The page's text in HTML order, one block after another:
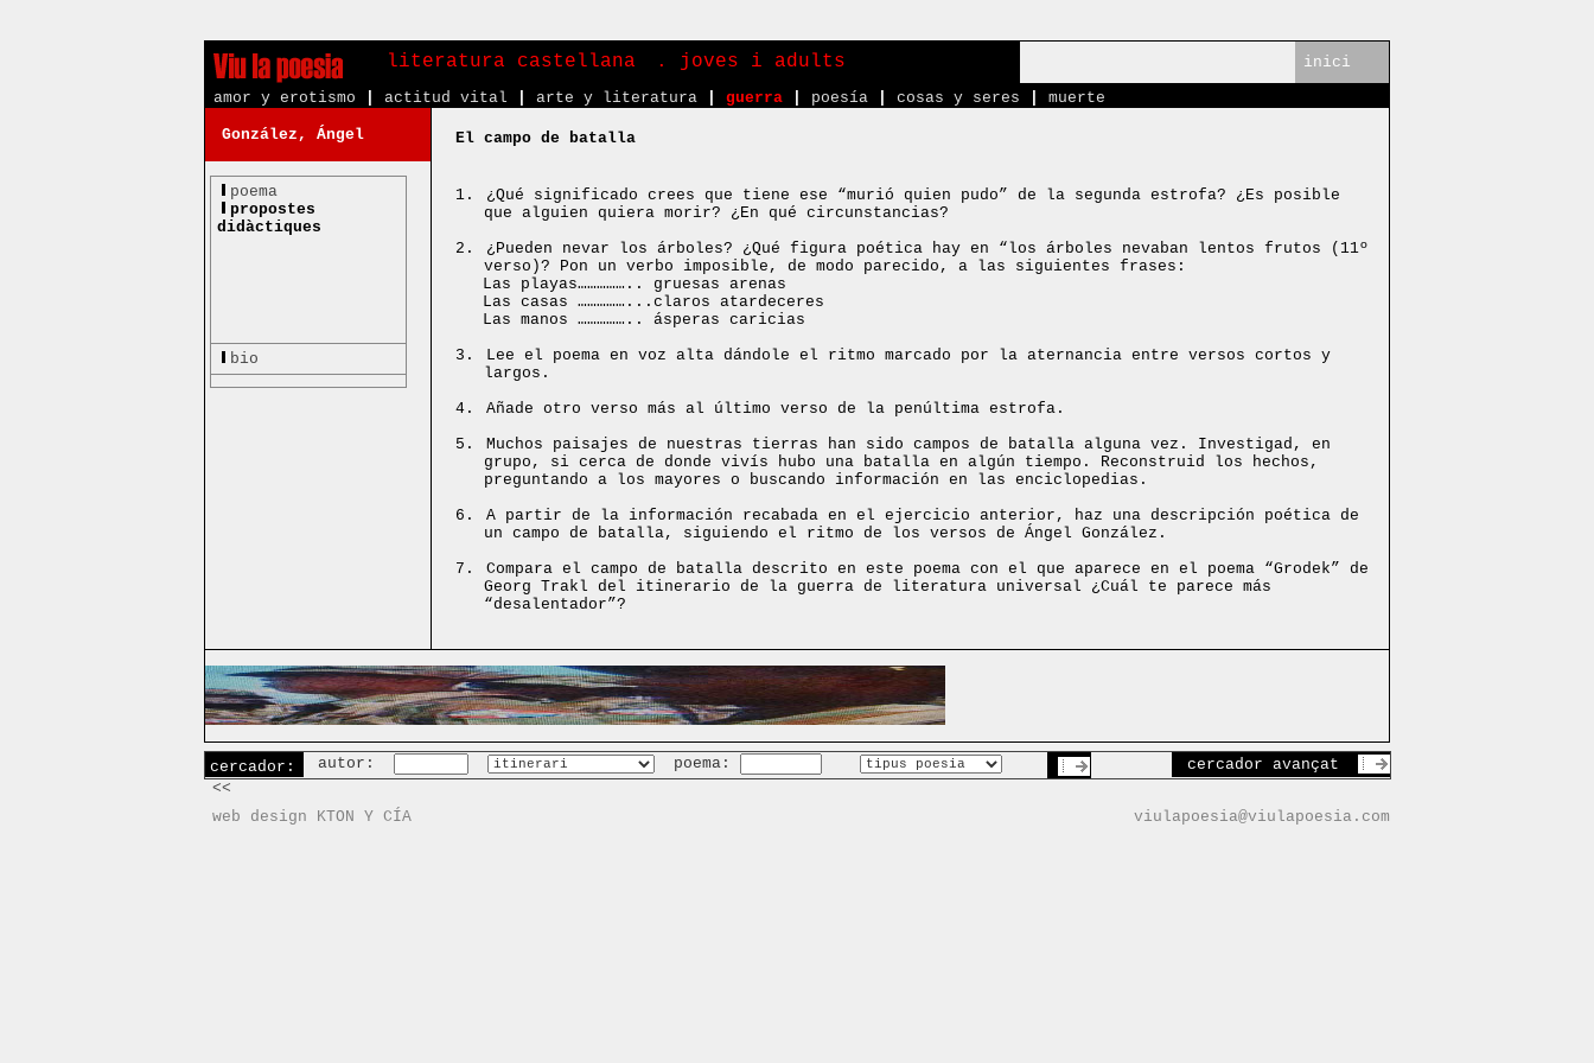
literatura castellana . joves i adults
inici
amor y erotismo
actitud vital arte y literatura guerra poesía cosas y seres muerte
González, Ángel
poema
propostes
didàctiques
bio
El campo de batalla
1.
¿Qué significado crees que tiene ese “murió quien pudo” de la segunda estrofa? ¿Es posible
que alguien quiera morir? ¿En qué circunstancias?
2.
¿Pueden nevar los árboles? ¿Qué figura poética hay en “los árboles nevaban lentos frutos (11º
verso)? Pon un verbo imposible, de modo parecido, a las siguientes frases:
Las playas…………….. gruesas arenas
Las casas ……………...claros atardeceres
Las manos …………….. ásperas caricias
3.
Lee el poema en voz alta dándole el ritmo marcado por la aternancia entre versos cortos y
largos.
4.
Añade otro verso más al último verso de la penúltima estrofa.
5.
Muchos paisajes de nuestras tierras han sido campos de batalla alguna vez. Investigad, en
grupo, si cerca de donde vivís hubo una batalla en algún tiempo. Reconstruid los hechos,
preguntando a los mayores o buscando información en las enciclopedias.
6.
A partir de la información recabada en el ejercicio anterior, haz una descripción poética de
un campo de batalla, siguiendo el ritmo de los versos de Ángel González.
7.
Compara el campo de batalla descrito en este poema con el que aparece en el poema “Grodek” de
Georg Trakl del itinerario de la guerra de literatura universal ¿Cuál te parece más
“desalentador”?
cercador: autor: poema:
cercador avançat
<<
web design KTON Y CÍA
viulapoesia@viulapoesia.com